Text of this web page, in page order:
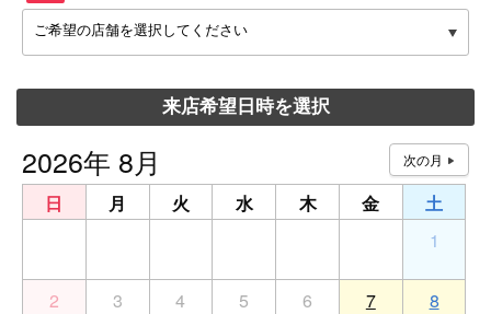
ご希望の店舗を選択してください
来店希望日時を選択
2026年 8月
日 月 火 水 木 金
土
1
2 3 4 5 6 7 8